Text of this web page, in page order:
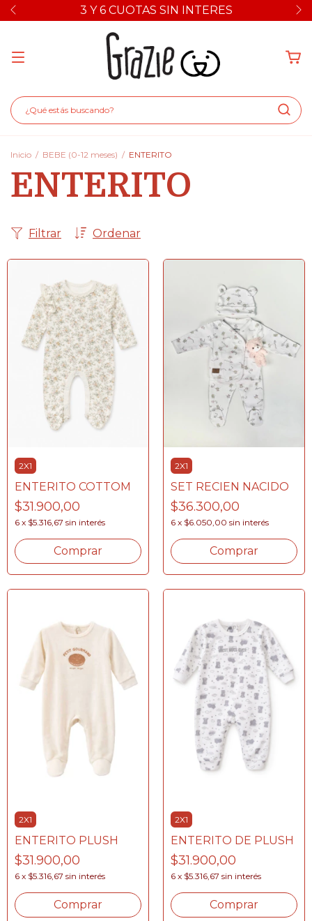
3 Y 6 CUOTAS SIN INTERES
Inicio / BEBE (0-12 meses) / ENTERITO
ENTERITO
Ordenar
Filtrar
2X1
ENTERITO COTTOM
$31.900,00
6 x $5.316,67 sin interés
Comprar
2X1
SET RECIEN NACIDO
$36.300,00
6 x $6.050,00 sin interés
Comprar
2X1
ENTERITO PLUSH
$31.900,00
6 x $5.316,67 sin interés
Comprar
2X1
ENTERITO DE PLUSH
$31.900,00
6 x $5.316,67 sin interés
Comprar